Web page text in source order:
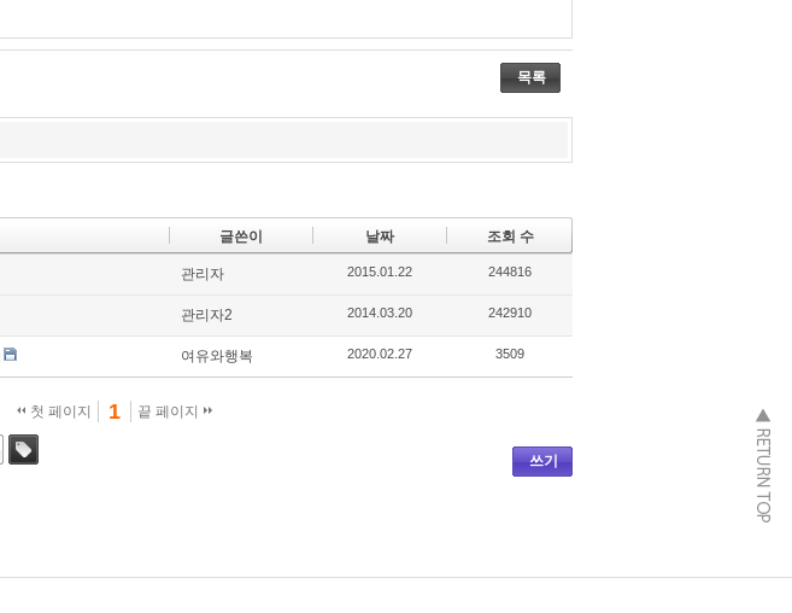
목록
글쓴이 날짜 조회 수
관리자 2015.01.22 244816
관리자2 2014.03.20 242910
여유와행복 2020.02.27 3509
첫 페이지 1 끝 페이지
쓰기